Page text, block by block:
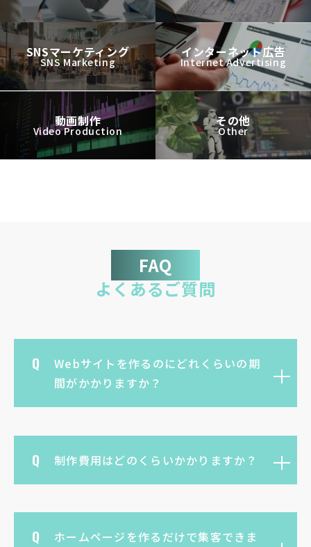
SNSマーケティング
SNS Marketing
インターネット広告
Internet Advertising
動画制作
Video Production
その他
Other
FAQ
よくあるご質問
Webサイトを作るのにどれくらいの期
間がかかりますか？
制作費用はどのくらいかかりますか？
ホームページを作るだけで集客できま